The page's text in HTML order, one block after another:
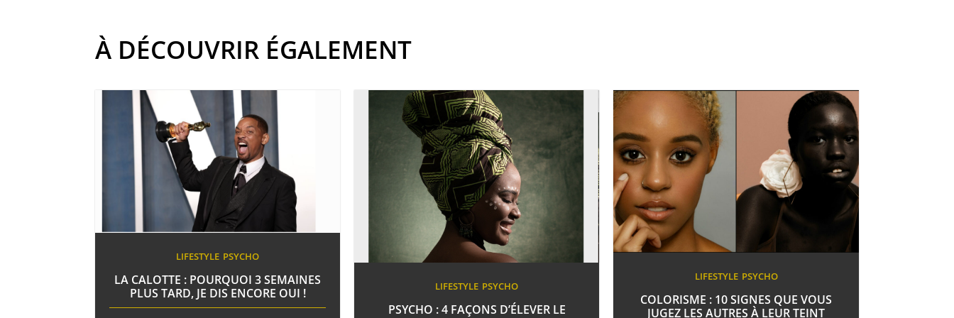
À DÉCOUVRIR ÉGALEMENT
LIFESTYLE PSYCHO
LA CALOTTE : POURQUOI 3 SEMAINES
PLUS TARD, JE DIS ENCORE OUI !
LIFESTYLE PSYCHO
PSYCHO : 4 FAÇONS D’ÉLEVER LE
LIFESTYLE PSYCHO
COLORISME : 10 SIGNES QUE VOUS
JUGEZ LES AUTRES À LEUR TEINT